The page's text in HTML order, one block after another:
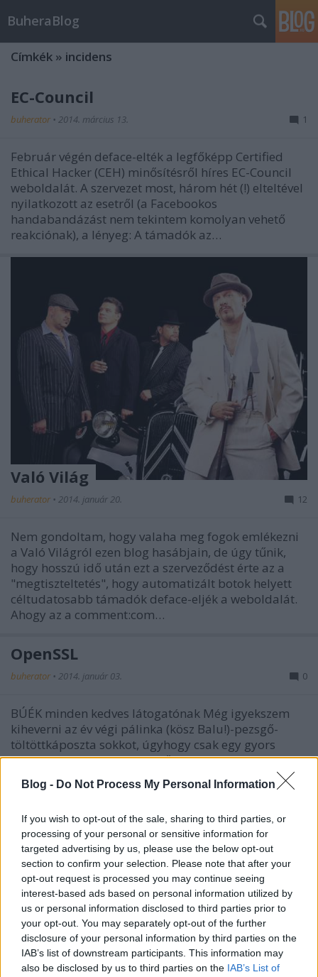
Blog - Do Not Process My Personal Information
If you wish to opt-out of the sale, sharing to third parties, or
processing of your personal or sensitive information for
targeted advertising by us, please use the below opt-out
section to confirm your selection. Please note that after your
opt-out request is processed you may continue seeing
interest-based ads based on personal information utilized by
us or personal information disclosed to third parties prior to
your opt-out. You may separately opt-out of the further
disclosure of your personal information by third parties on the
IAB’s list of downstream participants. This information may
also be disclosed by us to third parties on the IAB’s List of
BuheraBlog
Címkék » incidens
EC-Council
buherator • 2014. március 13. 1
Február végén deface-elték a legfőképp Certified
Ethical Hacker (CEH) minősítésről híres EC-Council
weboldalát. A szervezet most, három hét (!) elteltével
nyilatkozott az esetről (a Facebookos
handabandázást nem tekintem komolyan vehető
reakciónak), a lényeg: A támadók az…
Való Világ
buherator • 2014. január 20. 12
Nem gondoltam, hogy valaha meg fogok emlékezni
a Való Világról ezen blog hasábjain, de úgy tűnik,
hogy hosszú idő után ezt a szerveződést érte az a
"megtiszteltetés", hogy automatizált botok helyett
céltudatosabb támadók deface-eljék a weboldalát.
Ahogy az a comment:com…
OpenSSL
buherator • 2014. január 03. 0
BÚÉK minden kedves látogatónak Még igyekszem
kiheverni az év végi pálinka (kösz Balu!)-pezsgő-
töltöttkáposzta sokkot, úgyhogy csak egy gyors
poszt az OpenSSL incidensről: Aki lemaradt volna
Twitteren, az openssl.org-t december 29-én deface-
elték. Január 1-én az üzemeltetők egy…
iOS 7 jailbreak
buherator• 2013. december 22.
Az evad3rs csapata kiadta a rég óta várt iOS 7
jailbreaket. Apró szépséghiba, hogy a kiadás előtt
álló iOS 7.1-en már döglöttek a kihasznált hibák,
emellett pedig az sem aratott osztatlan sikert a
jailbreak közösségen belül, hogy kínai
felhasználóknak a JB egy kínai appstore-t…